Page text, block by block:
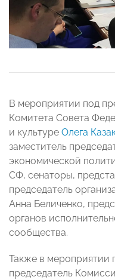
В мероприятии под
Комитета Совета
и культуре Олега
заместитель
экономической
СФ, сенаторы,
председатель
Анна Беличенко,
органов
сообщества.
Также в мероприятии
председатель